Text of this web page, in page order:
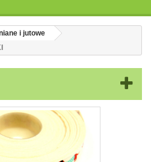
i jutowe